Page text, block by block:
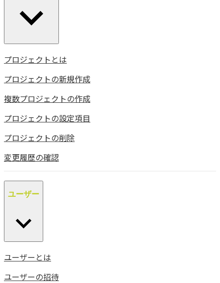
プロジェクトとは
プロジェクトの新規作成
複数プロジェクトの作成
プロジェクトの設定項目
プロジェクトの削除
変更履歴の確認
ユーザー
ユーザーとは
ユーザーの招待